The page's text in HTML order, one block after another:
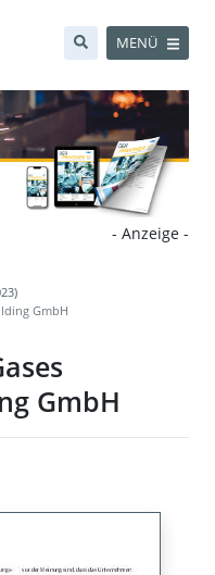
MENÜ
- Anzeige -
GmbH
GmbH